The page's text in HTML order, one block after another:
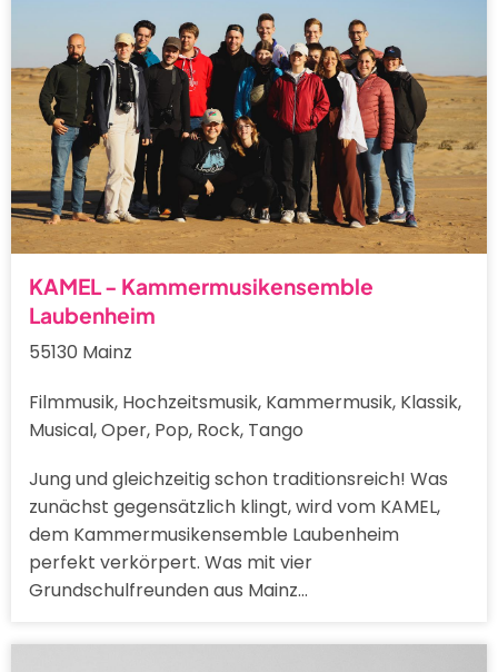
KAMEL - Kammermusikensemble
Laubenheim
55130 Mainz
Filmmusik, Hochzeitsmusik, Kammermusik, Klassik,
Musical, Oper, Pop, Rock, Tango
Jung und gleichzeitig schon traditionsreich! Was
zunächst gegensätzlich klingt, wird vom KAMEL,
dem Kammermusikensemble Laubenheim
perfekt verkörpert. Was mit vier
Grundschulfreunden aus Mainz…